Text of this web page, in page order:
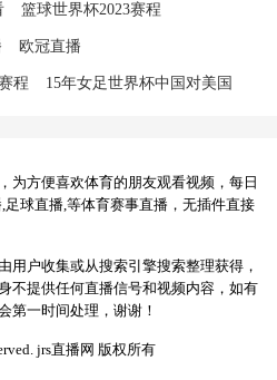
篮球世界杯2023赛程
欧冠直播
程 15年女足世界杯中国对美国
为方便喜欢体育的朋友观看视频，每日
球直播,等体育赛事直播，无插件直接
用户收集或从搜索引擎搜索整理获得，
不提供任何直播信号和视频内容，如有
第一时间处理，谢谢！
jrs直播网 版权所有